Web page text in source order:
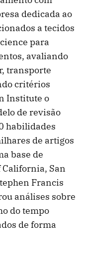
dedicada ao
a tecidos
para
avaliando
transporte
critérios
Institute o
de revisão
habilidades
de artigos
base de
San
Francis
análises sobre
do tempo
de forma